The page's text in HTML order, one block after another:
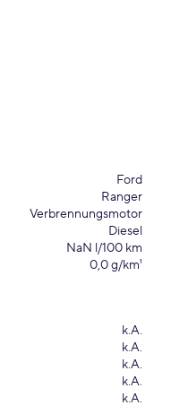
Ford
Ranger
Verbrennungsmotor
Diesel
NaN l/100 km
0,0 g/km¹
k.A.
k.A.
k.A.
k.A.
k.A.